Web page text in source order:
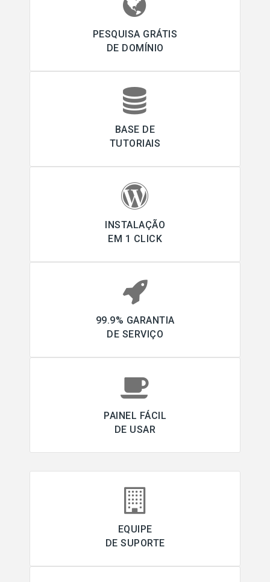
PESQUISA GRÁTIS
DE DOMÍNIO
BASE DE
TUTORIAIS
INSTALAÇÃO
EM 1 CLICK
99.9% GARANTIA
DE SERVIÇO
PAINEL FÁCIL
DE USAR
EQUIPE
DE SUPORTE